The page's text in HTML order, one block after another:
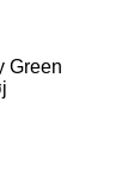
Green